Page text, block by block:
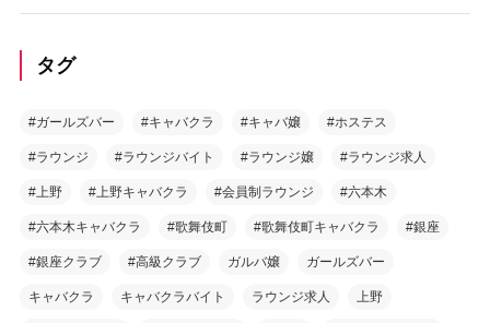
タグ
#ガールズバー #キャバクラ #キャバ嬢 #ホステス
#ラウンジ #ラウンジバイト #ラウンジ嬢 #ラウンジ求人
#上野 #上野キャバクラ #会員制ラウンジ #六本木
#六本木キャバクラ #歌舞伎町 #歌舞伎町キャバクラ #銀座
#銀座クラブ #高級クラブ ガルバ嬢 ガールズバー
キャバクラ キャバクラバイト ラウンジ求人 上野